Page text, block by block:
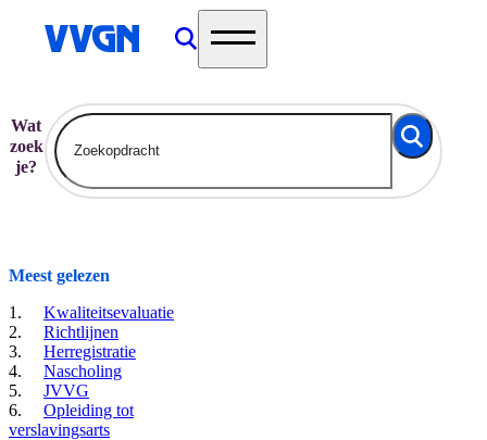
home
Wat
zoek
je?
Meest gelezen
Kwaliteitsevaluatie
Richtlijnen
Herregistratie
Nascholing
JVVG
Opleiding tot
verslavingsarts